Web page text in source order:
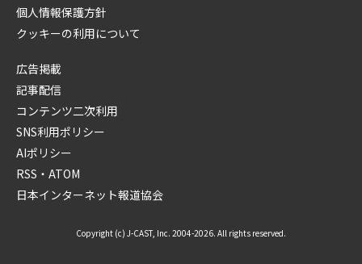
個人情報保護方針
クッキーの利用について
広告掲載
記事配信
コンテンツ二次利用
SNS利用ポリシー
AIポリシー
RSS・ATOM
日本インターネット報道協会
Copyright (c) J-CAST, Inc. 2004-2026. All rights reserved.